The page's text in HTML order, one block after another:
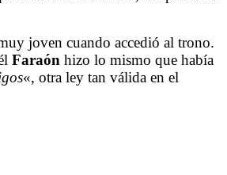
joven cuando accedió al trono.
Faraón hizo lo mismo que había
«, otra ley tan válida en el